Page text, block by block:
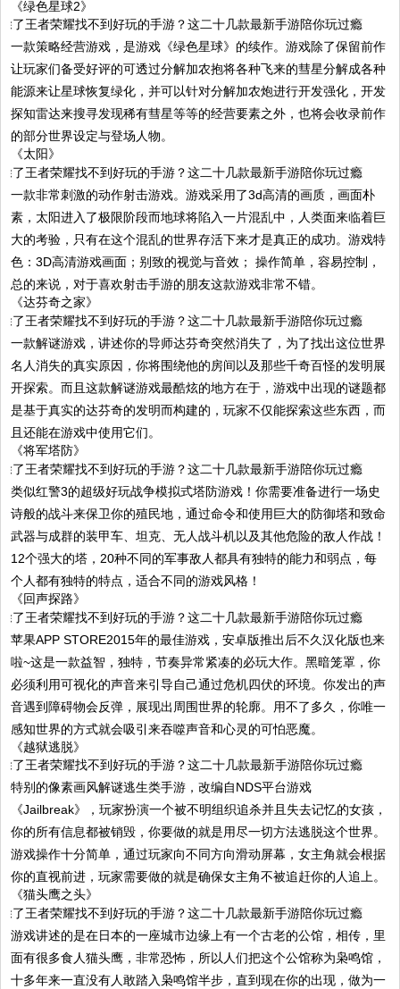
《绿色星球2》
一款策略经营游戏，是游戏《绿色星球》的续作。游戏除了保留前作
让玩家们备受好评的可透过分解加农抱将各种飞来的彗星分解成各种
能源来让星球恢复绿化，并可以针对分解加农炮进行开发强化，开发
探知雷达来搜寻发现稀有彗星等等的经营要素之外，也将会收录前作
的部分世界设定与登场人物。
《太阳》
一款非常刺激的动作射击游戏。游戏采用了3d高清的画质，画面朴
素，太阳进入了极限阶段而地球将陷入一片混乱中，人类面来临着巨
大的考验，只有在这个混乱的世界存活下来才是真正的成功。游戏特
色：3D高清游戏画面；别致的视觉与音效； 操作简单，容易控制，
总的来说，对于喜欢射击手游的朋友这款游戏非常不错。
《达芬奇之家》
一款解谜游戏，讲述你的导师达芬奇突然消失了，为了找出这位世界
名人消失的真实原因，你将围绕他的房间以及那些千奇百怪的发明展
开探索。而且这款解谜游戏最酷炫的地方在于，游戏中出现的谜题都
是基于真实的达芬奇的发明而构建的，玩家不仅能探索这些东西，而
且还能在游戏中使用它们。
《将军塔防》
类似红警3的超级好玩战争模拟式塔防游戏！你需要准备进行一场史
诗般的战斗来保卫你的殖民地，通过命令和使用巨大的防御塔和致命
武器与成群的装甲车、坦克、无人战斗机以及其他危险的敌人作战！
12个强大的塔，20种不同的军事敌人都具有独特的能力和弱点，每
个人都有独特的特点，适合不同的游戏风格！
《回声探路》
苹果APP STORE2015年的最佳游戏，安卓版推出后不久汉化版也来
啦~这是一款益智，独特，节奏异常紧凑的必玩大作。黑暗笼罩，你
必须利用可视化的声音来引导自己通过危机四伏的环境。你发出的声
音遇到障碍物会反弹，展现出周围世界的轮廓。用不了多久，你唯一
感知世界的方式就会吸引来吞噬声音和心灵的可怕恶魔。
《越狱逃脱》
特别的像素画风解谜逃生类手游，改编自NDS平台游戏
《Jailbreak》，玩家扮演一个被不明组织追杀并且失去记忆的女孩，
你的所有信息都被销毁，你要做的就是用尽一切方法逃脱这个世界。
游戏操作十分简单，通过玩家向不同方向滑动屏幕，女主角就会根据
你的直视前进，玩家需要做的就是确保女主角不被追赶你的人追上。
《猫头鹰之头》
游戏讲述的是在日本的一座城市边缘上有一个古老的公馆，相传，里
面有很多食人猫头鹰，非常恐怖，所以人们把这个公馆称为枭鸣馆，
十多年来一直没有人敢踏入枭鸣馆半步，直到现在你的出现，做为一